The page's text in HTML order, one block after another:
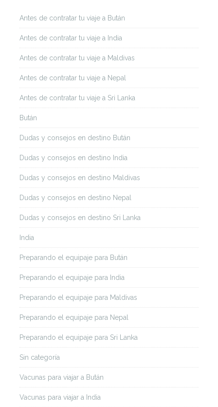
Antes de contratar tu viaje a Bután
Antes de contratar tu viaje a India
Antes de contratar tu viaje a Maldivas
Antes de contratar tu viaje a Nepal
Antes de contratar tu viaje a Sri Lanka
Bután
Dudas y consejos en destino Bután
Dudas y consejos en destino India
Dudas y consejos en destino Maldivas
Dudas y consejos en destino Nepal
Dudas y consejos en destino Sri Lanka
India
Preparando el equipaje para Bután
Preparando el equipaje para India
Preparando el equipaje para Maldivas
Preparando el equipaje para Nepal
Preparando el equipaje para Sri Lanka
Sin categoría
Vacunas para viajar a Bután
Vacunas para viajar a India